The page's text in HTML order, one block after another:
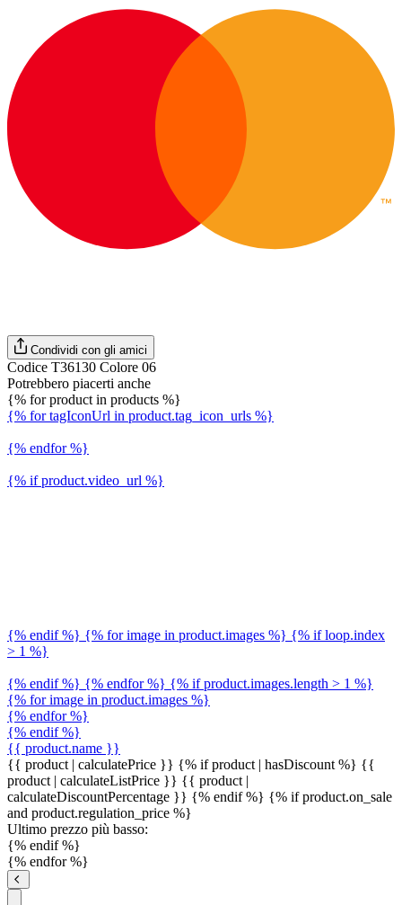
Condividi con gli amici
Codice T36130 Colore 06
Potrebbero piacerti anche
{% for product in products %}
{% for tagIconUrl in product.tag_icon_urls %}
{% endfor %}
{% if product.video_url %}
{% endif %} {% for image in product.images %} {% if loop.index
> 1 %}
{% endif %} {% endfor %} {% if product.images.length > 1 %}
{% for image in product.images %}
{% endfor %}
{% endif %}
{{ product.name }}
{{ product | calculatePrice }} {% if product | hasDiscount %} {{
product | calculateListPrice }} {{ product |
calculateDiscountPercentage }} {% endif %} {% if product.on_sale
and product.regulation_price %}
Ultimo prezzo più basso:
{% endif %}
{% endfor %}